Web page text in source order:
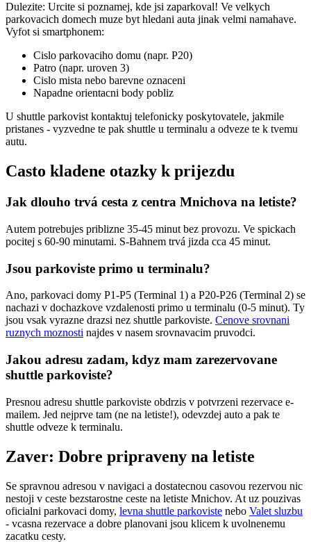
Dulezite: Urcite si poznamej, kde jsi zaparkoval! Ve velkych
parkovacich domech muze byt hledani auta jinak velmi namahave.
Vyfot si smartphonem:
Cislo parkovaciho domu (napr. P20)
Patro (napr. uroven 3)
Cislo mista nebo barevne oznaceni
Napadne orientacni body pobliz
U shuttle parkovist kontaktuj telefonicky poskytovatele, jakmile
pristanes - vyzvedne te pak shuttle u terminalu a odveze te k tvemu
autu.
Casto kladene otazky k prijezdu
Jak dlouho trvá cesta z centra Mnichova na letiste?
Autem potrebujes priblizne 35-45 minut bez provozu. Ve spickach
pocitej s 60-90 minutami. S-Bahnem trvá jizda cca 45 minut.
Jsou parkoviste primo u terminalu?
Ano, parkovaci domy P1-P5 (Terminal 1) a P20-P26 (Terminal 2) se
nachazi v dochazkove vzdalenosti primo u terminalu (0-5 minut). Ty
jsou vsak vyrazne drazsi nez shuttle parkoviste. Cenove srovnani
ruznych moznosti najdes v nasem srovnavacim pruvodci.
Jakou adresu zadam, kdyz mam zarezervovane
shuttle parkoviste?
Presnou adresu shuttle parkoviste obdrzis v potvrzeni rezervace e-
mailem. Jed nejprve tam (ne na letiste!), odevzdej auto a pak te
shuttle odveze k terminalu.
Zaver: Dobre pripraveny na letiste
Se spravnou adresou v navigaci a dostatecnou casovou rezervou nic
nestoji v ceste bezstarostne ceste na letiste Mnichov. At uz pouzivas
oficialni parkovaci domy, levna shuttle parkoviste nebo Valet sluzbu
- vcasna rezervace a dobre planovani jsou klicem k uvolnenemu
zacatku cesty.